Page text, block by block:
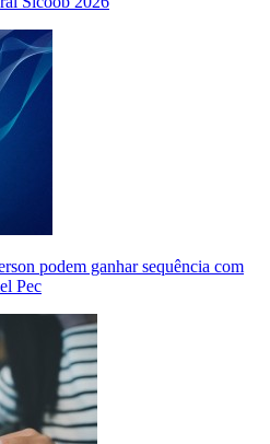
podem ganhar sequência com
Pec